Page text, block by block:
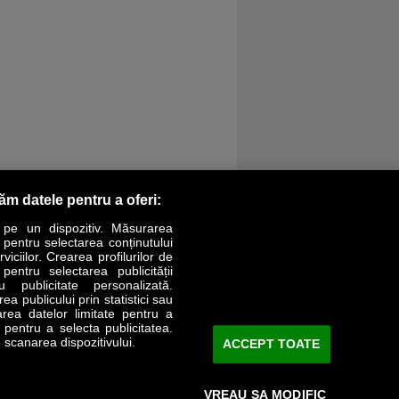
LIFESTYLE SPECIAL OPINII
Revista Business Magazin
datele pentru a oferi:
un dispozitiv. Măsurarea
selectarea conținutului
Crearea profilurilor de
selectarea publicității
publicitate personalizată.
publicului prin statistici sau
datelor limitate pentru a
a selecta publicitatea.
dispozitivului.
ACCEPT TOATE
VREAU SA MODIFIC